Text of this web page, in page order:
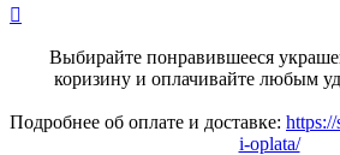

Выбирайте понравившееся
коризину и оплачивайте любым
Подробнее об оплате и доставке:
i-oplata/